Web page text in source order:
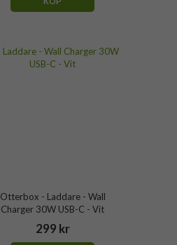
Otterbox - Laddare - Wall
Charger 30W USB-C - Vit
299 kr